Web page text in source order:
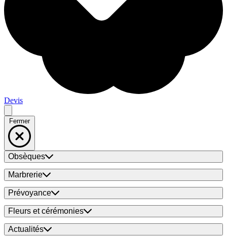
Devis
Fermer
Obsèques
Marbrerie
Prévoyance
Fleurs et cérémonies
Actualités